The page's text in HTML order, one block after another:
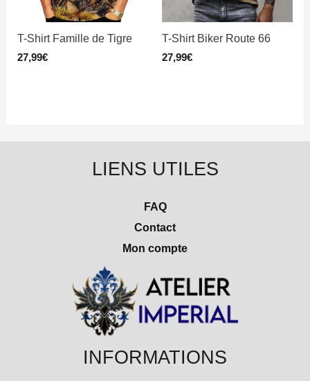
T-Shirt Famille de Tigre
27,99€
T-Shirt Biker Route 66
27,99€
LIENS UTILES
FAQ
Contact
Mon compte
INFORMATIONS